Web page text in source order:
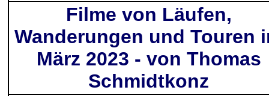
Filme von Läufen,
Wanderungen und Touren
März 2023 - von Thomas
Schmidtkonz